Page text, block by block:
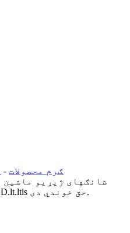
ګرم محصولات -
رامینځته کولو شرکت، د LDD.lt.ltis حق خوندي دی.